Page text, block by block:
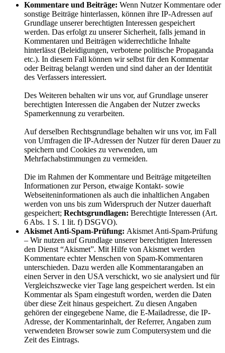
Kommentare und Beiträge: Wenn Nutzer Kommentare oder
sonstige Beiträge hinterlassen, können ihre IP-Adressen auf
Grundlage unserer berechtigten Interessen gespeichert
werden. Das erfolgt zu unserer Sicherheit, falls jemand in
Kommentaren und Beiträgen widerrechtliche Inhalte
hinterlässt (Beleidigungen, verbotene politische Propaganda
etc.). In diesem Fall können wir selbst für den Kommentar
oder Beitrag belangt werden und sind daher an der Identität
des Verfassers interessiert.
Des Weiteren behalten wir uns vor, auf Grundlage unserer
berechtigten Interessen die Angaben der Nutzer zwecks
Spamerkennung zu verarbeiten.
Auf derselben Rechtsgrundlage behalten wir uns vor, im Fall
von Umfragen die IP-Adressen der Nutzer für deren Dauer zu
speichern und Cookies zu verwenden, um
Mehrfachabstimmungen zu vermeiden.
Die im Rahmen der Kommentare und Beiträge mitgeteilten
Informationen zur Person, etwaige Kontakt- sowie
Webseiteninformationen als auch die inhaltlichen Angaben
werden von uns bis zum Widerspruch der Nutzer dauerhaft
gespeichert; Rechtsgrundlagen: Berechtigte Interessen (Art.
6 Abs. 1 S. 1 lit. f) DSGVO).
Akismet Anti-Spam-Prüfung: Akismet Anti-Spam-Prüfung
– Wir nutzen auf Grundlage unserer berechtigten Interessen
den Dienst “Akismet”. Mit Hilfe von Akismet werden
Kommentare echter Menschen von Spam-Kommentaren
unterschieden. Dazu werden alle Kommentarangaben an
einen Server in den USA verschickt, wo sie analysiert und für
Vergleichszwecke vier Tage lang gespeichert werden. Ist ein
Kommentar als Spam eingestuft worden, werden die Daten
über diese Zeit hinaus gespeichert. Zu diesen Angaben
gehören der eingegebene Name, die E-Mailadresse, die IP-
Adresse, der Kommentarinhalt, der Referrer, Angaben zum
verwendeten Browser sowie zum Computersystem und die
Zeit des Eintrags.